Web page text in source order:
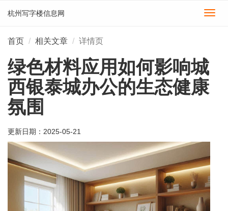
切
杭州写字楼信息网
首页 相关文章 详情页
绿色材料应用如何影响城
西银泰城办公的生态健康
氛围
更新日期： 2025-05-21